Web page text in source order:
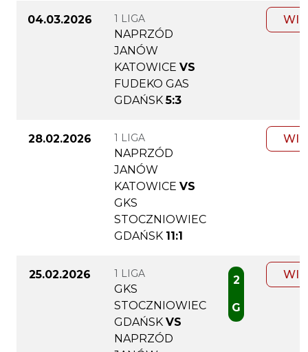
04.03.2026 1 LIGA
NAPRZÓD
JANÓW
KATOWICE VS
FUDEKO GAS
GDAŃSK5:3
28.02.2026 1 LIGA
NAPRZÓD
JANÓW
KATOWICE VS
GKS
STOCZNIOWIEC
GDAŃSK 11:1
25.02.2026 1 LIGA
GKS
STOCZNIOWIEC
GDAŃSK VS
NAPRZÓD
2
G